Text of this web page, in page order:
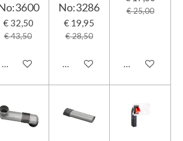
€ 32,50
€ 43,50
In winkelwagen
No:3286
€ 19,95
€ 28,50
In winkelwagen
€ 25,00
Houd mij op